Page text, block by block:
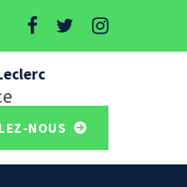
NOUS